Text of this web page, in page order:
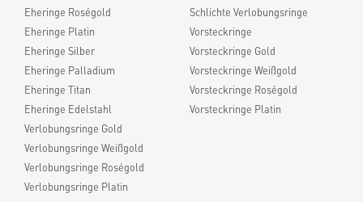
Eheringe Roségold
Eheringe Platin
Eheringe Silber
Eheringe Palladium
Eheringe Titan
Eheringe Edelstahl
Verlobungsringe Gold
Verlobungsringe Weißgold
Verlobungsringe Roségold
Verlobungsringe Platin
Schlichte Verlobungsringe
Vorsteckringe
Vorsteckringe Gold
Vorsteckringe Weißgold
Vorsteckringe Roségold
Vorsteckringe Platin